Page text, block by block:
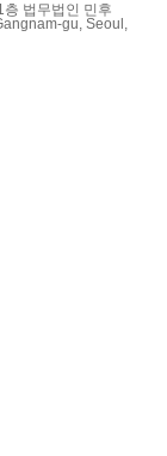
법무법인 민후
gu, Seoul,